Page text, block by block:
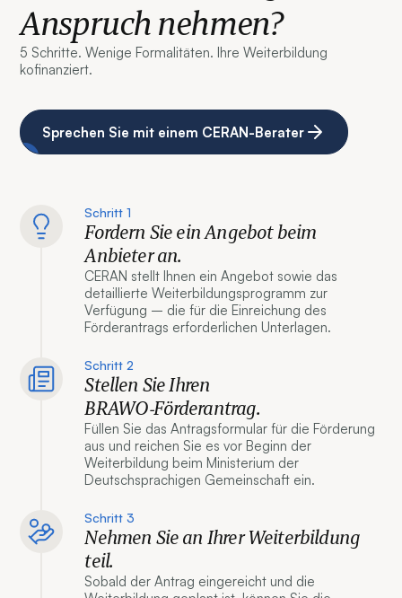
Anspruch nehmen?
5 Schritte. Wenige Formalitäten. Ihre Weiterbildung
kofinanziert.
Sprechen Sie mit einem CERAN-Berater
Schritt 1
Fordern Sie ein Angebot beim
Anbieter an.
CERAN stellt Ihnen ein Angebot sowie das
detaillierte Weiterbildungsprogramm zur
Verfügung – die für die Einreichung des
Förderantrags erforderlichen Unterlagen.
Schritt 2
Stellen Sie Ihren
BRAWO‑Förderantrag.
Füllen Sie das Antragsformular für die Förderung
aus und reichen Sie es vor Beginn der
Weiterbildung beim Ministerium der
Deutschsprachigen Gemeinschaft ein.
Schritt 3
Nehmen Sie an Ihrer Weiterbildung
teil.
Sobald der Antrag eingereicht und die